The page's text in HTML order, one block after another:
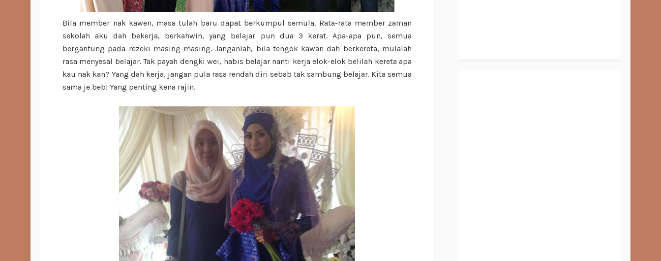
Bila member nak kawen, masa tulah baru dapat berkumpul semula. Rata-rata member zaman
sekolah aku dah bekerja, berkahwin, yang belajar pun dua 3 kerat. Apa-apa pun, semua
bergantung pada rezeki masing-masing. Janganlah, bila tengok kawan dah berkereta, mulalah
rasa menyesal belajar. Tak payah dengki wei, habis belajar nanti kerja elok-elok belilah kereta apa
kau nak kan? Yang dah kerja, jangan pula rasa rendah diri sebab tak sambung belajar. Kita semua
sama je beb! Yang penting kena rajin.